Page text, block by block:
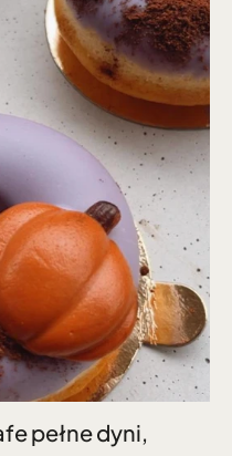
pełne dyni,